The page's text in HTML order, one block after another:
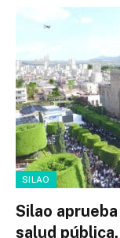
SILAO
Silao
salud